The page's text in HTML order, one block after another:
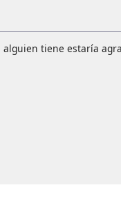
tiene estaría